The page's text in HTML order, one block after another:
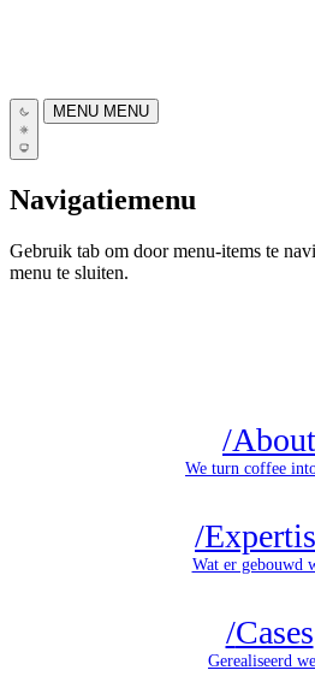
MENU MENU
Navigatiemenu
Gebruik tab om door menu-items te
menu te sluiten.
/About
We turn coffee
/
Wat er gebouwd
/Cases
Gerealiseerd